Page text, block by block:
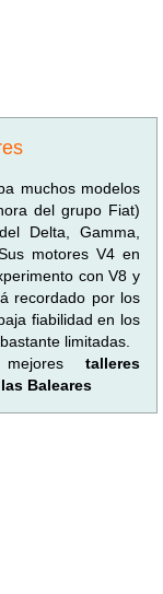
muchos modelos
del grupo Fiat)
Delta, Gamma,
motores V4 en
con V8 y
recordado por los
fiabilidad en los
limitadas.
talleres
Baleares